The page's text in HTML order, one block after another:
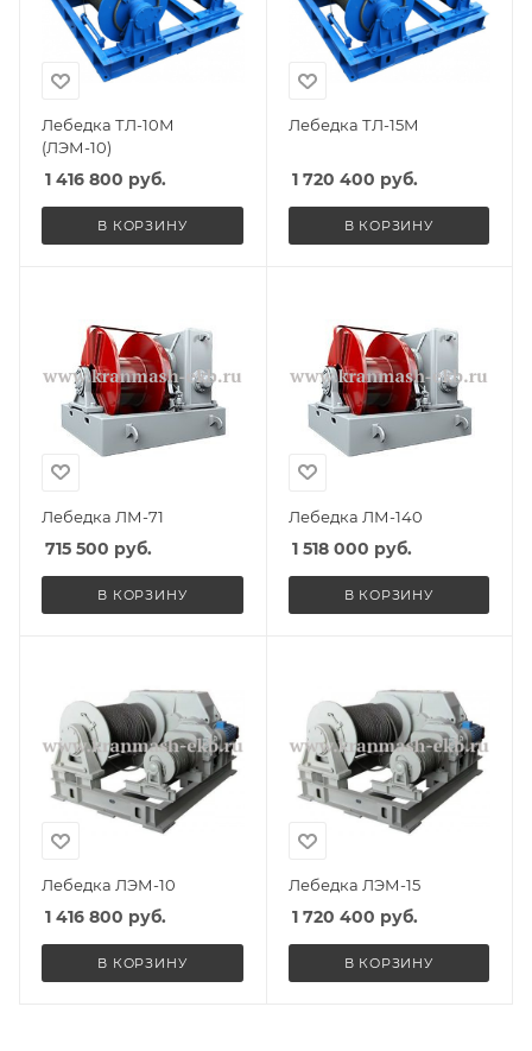
Лебедка ТЛ-10М
(ЛЭМ-10)
1 416 800 руб.
В КОРЗИНУ
Лебедка ТЛ-15М
1 720 400 руб.
В КОРЗИНУ
Лебедка ЛМ-71
715 500 руб.
В КОРЗИНУ
Лебедка ЛМ-140
1 518 000 руб.
В КОРЗИНУ
Лебедка ЛЭМ-10
1 416 800 руб.
В КОРЗИНУ
Лебедка ЛЭМ-15
1 720 400 руб.
В КОРЗИНУ